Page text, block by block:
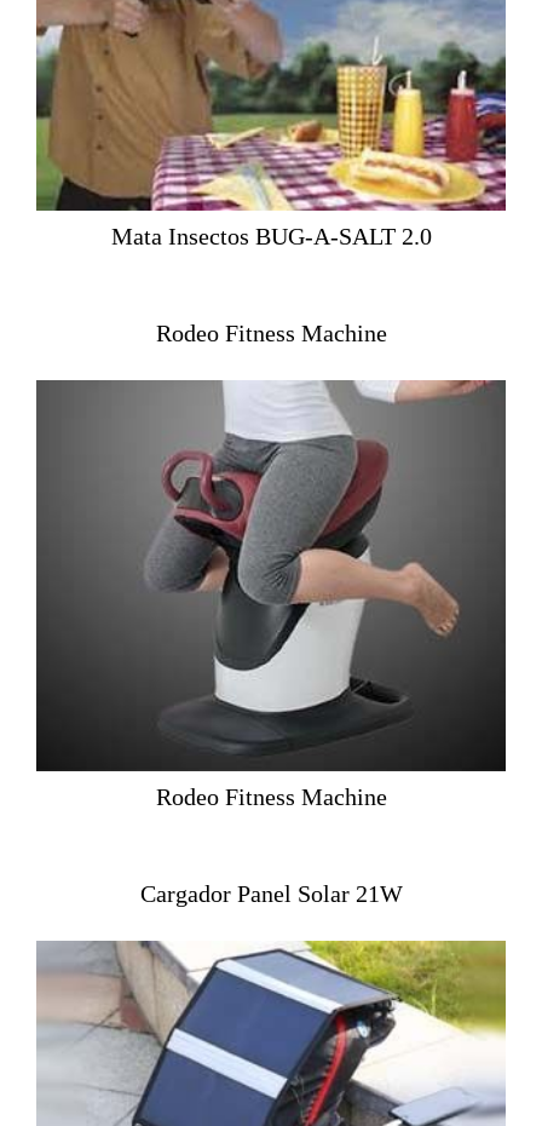
Mata Insectos BUG-A-SALT 2.0
Rodeo Fitness Machine
Rodeo Fitness Machine
Cargador Panel Solar 21W